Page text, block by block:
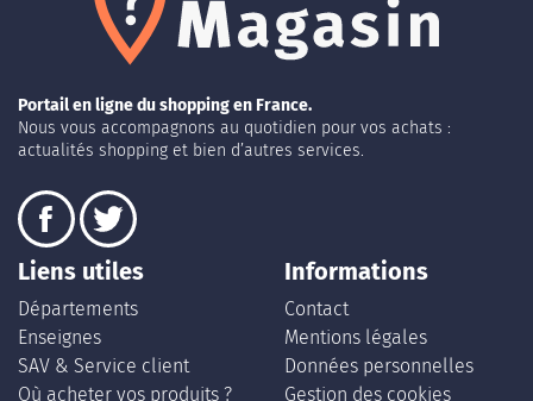
Portail en ligne du shopping en France.
Nous vous accompagnons au quotidien pour vos achats :
actualités shopping et bien d’autres services.
Liens utiles
Départements
Enseignes
SAV & Service client
Où acheter vos produits ?
Informations
Contact
Mentions légales
Données personnelles
Gestion des cookies